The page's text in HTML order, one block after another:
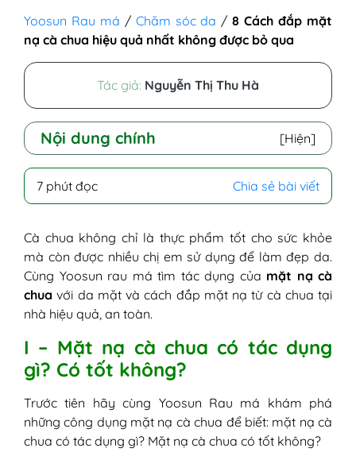
Yoosun Rau má / Chăm sóc da /8 Cách đắp mặt
nạ cà chua hiệu quả nhất không được bỏ qua
Tác giả: Nguyễn Thị Thu Hà
Nội dung chính [Hiện]
không?
ngay tại nhà
1. Mặt nạ cà chua mật ong
2. Mặt nạ cà chua sữa tươi không
đường
3. Mặt nạ cà chua sữa chua không
4. Mặt nạ cà chua và vitamin E
5. Mặt nạ cà chua và lòng đỏ trứng
6. Mặt nạ cà chua bột mì
7. Mặt nạ cà chua dưa chuột
8. Mặt nạ cà chua nha đam
7 phút đọc Chia sẻ bài viết
Cà chua không chỉ là thực phẩm tốt cho sức khỏe
mà còn được nhiều chị em sử dụng để làm đẹp da.
Cùng Yoosun rau má tìm tác dụng của mặt nạ cà
chua với da mặt và cách đắp mặt nạ từ cà chua tại
nhà hiệu quả, an toàn.
I – Mặt nạ cà chua có tác dụng
gì? Có tốt không?
Trước tiên hãy cùng Yoosun Rau má khám phá
những công dụng mặt nạ cà chua để biết: mặt nạ cà
chua có tác dụng gì? Mặt nạ cà chua có tốt không?